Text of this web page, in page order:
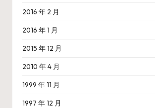
2016 年 2 月
2016 年 1 月
2015 年 12 月
2010 年 4 月
1999 年 11 月
1997 年 12 月